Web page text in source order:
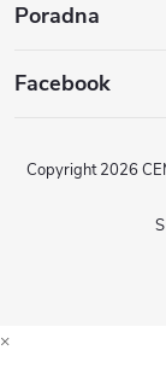
Poradna
Facebook
Copyright 2026
×